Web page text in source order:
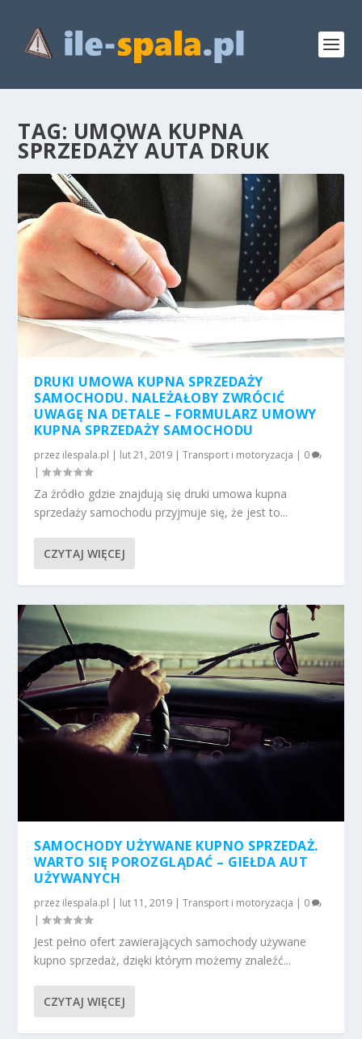
TAG: UMOWA KUPNA
SPRZEDAŻY AUTA DRUK
DRUKI UMOWA KUPNA SPRZEDAŻY
SAMOCHODU. NALEŻAŁOBY ZWRÓCIĆ
UWAGĘ NA DETALE – FORMULARZ UMOWY
KUPNA SPRZEDAŻY SAMOCHODU
przez ilespala.pl | lut 21, 2019 |Transport i motoryzacja | 0
|
Za źródło gdzie znajdują się druki umowa kupna
sprzedaży samochodu przyjmuje się, że jest to...
CZYTAJ WIĘCEJ
SAMOCHODY UŻYWANE KUPNO SPRZEDAŻ.
WARTO SIĘ POROZGLĄDAĆ – GIEŁDA AUT
UŻYWANYCH
przez ilespala.pl | lut 11, 2019 |Transport i motoryzacja | 0
|
Jest pełno ofert zawierających samochody używane
kupno sprzedaż, dzięki którym możemy znaleźć...
CZYTAJ WIĘCEJ